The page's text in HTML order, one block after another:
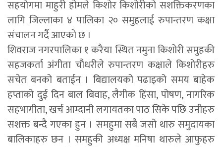
सहयोगमा माहुरी होमले किशोर किशोरीको सशक्तिकरणका
लागि जिल्लाका ४ पालिका २० समुहलाई रुपान्तरण कक्षा
संचालन गर्दै आएको छ ।
शिवराज नगरपालिका १ करैया स्थित नमुना किशोरी समुहकी
सहजकर्ता अंगीता चौधरीले रुपान्तरण कक्षाले किशोरीहरु
सचेत बनको बताईन । बिद्यालयको पढाइको समय बाहेक
हप्ताको दुई दिन बाल बिवाह, लैगीक हिंसा, पोषण, नागरिक
सहभागीता, खर्च आम्दानी लगायतका पाठ सिके पछि उनीहरु
सशक्त बन्दै गएका हुन । समहुमा सबै जसो थारु समुदायका
बालिकाहरु छन । समहुकी अध्यक्ष मनिषा थारुले आफुहरु